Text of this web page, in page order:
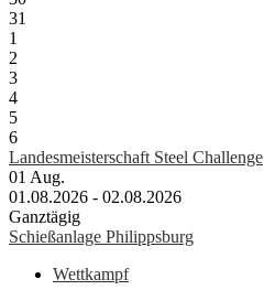
31
1
2
3
4
5
6
Landesmeisterschaft Steel Challenge
01 Aug.
01.08.2026 - 02.08.2026
Ganztägig
Schießanlage Philippsburg
Wettkampf